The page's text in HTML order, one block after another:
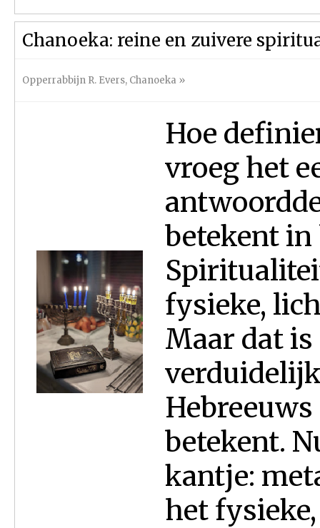
Chanoeka: reine en zuivere
Opperrabbijn R. Evers, Chanoeka »
Hoe
vroeg het
betekent in
fysieke,
Maar dat
Hebreeuws
betekent.
kantje:
het